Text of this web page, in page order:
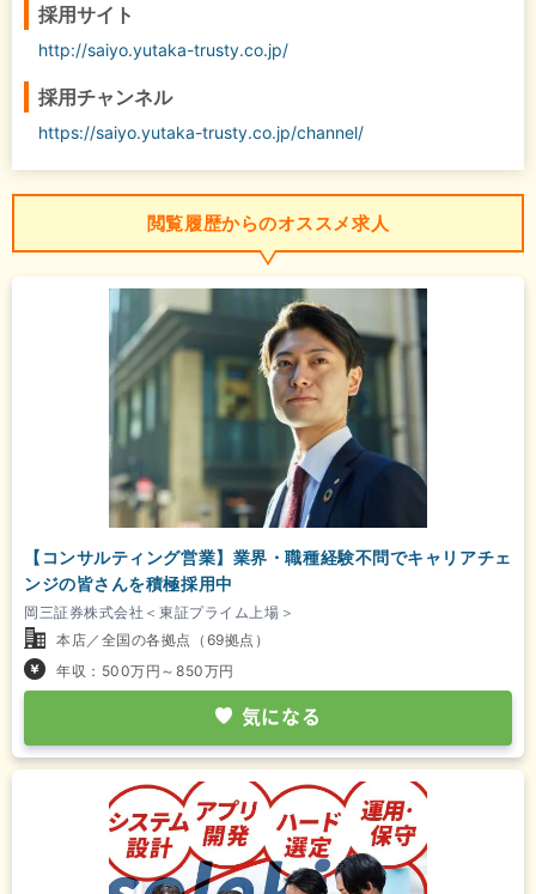
採用サイト
http://saiyo.yutaka-trusty.co.jp/
採用チャンネル
https://saiyo.yutaka-trusty.co.jp/channel/
閲覧履歴からのオススメ求人
【コンサルティング営業】業界・職種経験不問でキャリアチェ
ンジの皆さんを積極採用中
岡三証券株式会社＜東証プライム上場＞
本店／全国の各拠点（69拠点）
年収：500万円～850万円
気になる